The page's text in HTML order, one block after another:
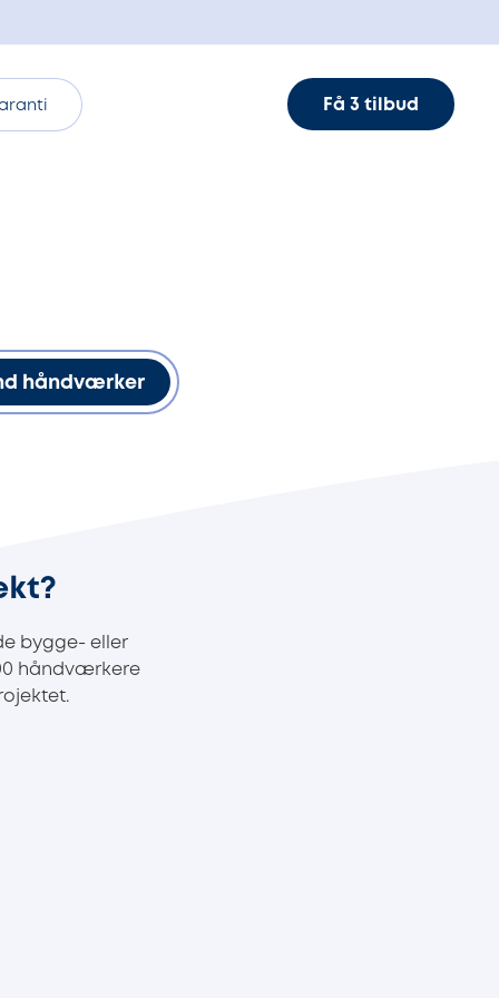
Få 3 tilbud
håndværker
bygge- eller
håndværkere